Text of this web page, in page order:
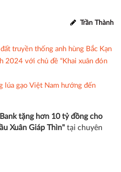
Trần Thành
truyền thống anh hùng Bắc Kạn
2024 với chủ đề “Khai xuân đón
lúa gạo Việt Nam hướng đến
tặng hơn 10 tỷ đồng cho
Xuân Giáp Thìn" tại chuyên